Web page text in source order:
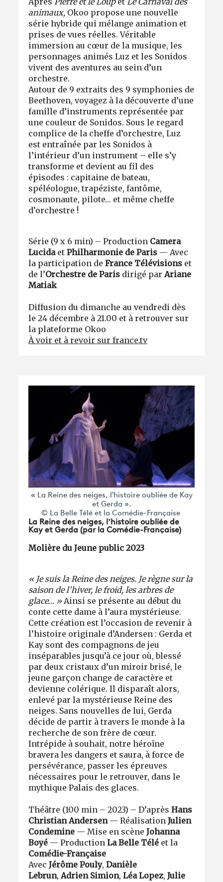
animaux, Okoo propose une nouvelle
série hybride qui mélange animation et
prises de vues réelles. Véritable
immersion au cœur de la musique, les
personnages animés Luz et les Sonidos
vivent des aventures au sein d’un
orchestre.
Autour de 9 extraits des 9 symphonies de
Beethoven, voyagez à la découverte d’une
famille d’instruments représentée par
une couleur de Sonidos. Sous le regard
complice de la cheffe d’orchestre, Luz
est entraînée par les Sonidos à
l’intérieur d’un instrument – elle s’y
transforme et devient au fil des
épisodes : capitaine de bateau,
spéléologue, trapéziste, fantôme,
cosmonaute, pilote… et même cheffe
d’orchestre !
Série (9 x 6 min) – Production Camera
Lucida et Philharmonie de Paris — Avec
la participation deFrance Télévisions et
de l’Orchestre de Paris dirigé parAriane
Matiak
Diffusion du dimanche au vendredi dès
le 24 décembre à 21.00 et à retrouver sur
la plateforme Okoo
À voir et à revoir sur france.tv
« La Reine des neiges, l'histoire oubliée de Kay
et Gerda ».
© La Belle Télé et la Comédie-Française
La Reine des neiges, l’histoire oubliée de
Kay et Gerda(par la Comédie-Française)
Molière du Jeune public 2023
« Je suis la Reine des neiges. Je règne sur la
saison de l’hiver, le froid, les arbres de
glace… »Ainsi se présente au début du
conte cette dame à l’aura mystérieuse.
Cette création est l’occasion de revenir à
l’histoire originale d’Andersen : Gerda et
Kay sont des compagnons de jeu
inséparables jusqu’à ce jour où, blessé
par deux cristaux d’un miroir brisé, le
jeune garçon change de caractère et
devienne colérique. Il disparaît alors,
enlevé par la mystérieuse Reine des
neiges. Sans nouvelles de lui, Gerda
décide de partir à travers le monde à la
recherche de son frère de cœur.
Intrépide à souhait, notre héroïne
bravera les dangers et saura, à force de
persévérance, passer les épreuves
nécessaires pour le retrouver, dans le
mythique Palais des glaces.
Théâtre (100 min – 2023) – D’aprèsHans
Christian Andersen— RéalisationJulien
Condemine — Mise en scèneJohanna
Boyé — ProductionLa Belle Télé et la
Comédie-Française
AvecJérôme Pouly, Danièle
Lebrun, Adrien Simion,Léa Lopez, Julie